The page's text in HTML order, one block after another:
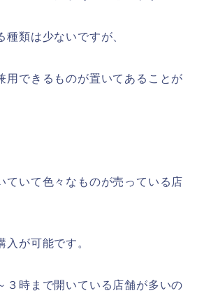
種類は少ないですが、
用できるものが置いてあることが
ていて色々なものが売っている店
入が可能です。
３時まで開いている店舗が多いの